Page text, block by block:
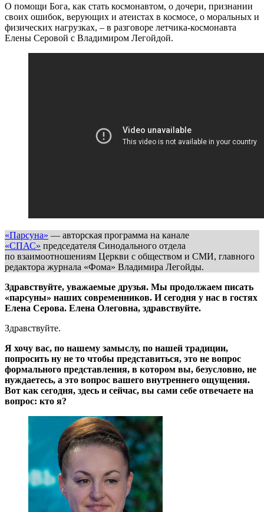
О помощи Бога, как стать космонавтом, о дочери, признании
своих ошибок, верующих и атеистах в космосе, о моральных и
физических нагрузках, – в разговоре летчика-космонавта
Елены Серовой с Владимиром Легойдой.
«Парсуна» — авторская программа на канале
«СПАС» председателя Синодального отдела
по взаимоотношениям Церкви с обществом и СМИ, главного
редактора журнала «Фома» Владимира Легойды.
Здравствуйте, уважаемые друзья. Мы продолжаем писать
«парсуны» наших современников. И сегодня у нас в гостях
Елена Серова. Елена Олеговна, здравствуйте.
Здравствуйте.
Я хочу вас, по нашему замыслу, по нашей традиции,
попросить ну не то чтобы представиться, это не вопрос
формального представления, в котором вы, безусловно, не
нуждаетесь, а это вопрос вашего внутреннего ощущения.
Вот как сегодня, здесь и сейчас, вы сами себе отвечаете на
вопрос: кто я?